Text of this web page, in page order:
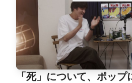
el』IMAX先行上映レビュー
ブ・ポップ」が亡くなった日
0万円！？IMAXカメラの衝撃
久のルーツ：母の洋楽英才教
00:19:34 観客が失神する異常
凄み00:23:36『Thriller』の功
ら始まった00:26:48 天才の孤
「死」について、ポップ